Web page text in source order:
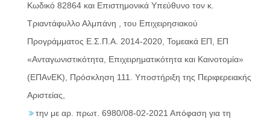
Κωδικό 82864 και Επιστημονικά Υπεύθυνο τον κ.
Τριαντάφυλλο Αλμπάνη , του Επιχειρησιακού
Προγράμματος Ε.Σ.Π.Α. 2014-2020, Τομεακά ΕΠ, ΕΠ
«Ανταγωνιστικότητα, Επιχειρηματικότητα και Καινοτομία»
(ΕΠΑνΕΚ), Πρόσκληση 111. Υποστήριξη της Περιφερειακής
Αριστείας,
την με αρ. πρωτ. 6980/08-02-2021 Απόφαση για τη